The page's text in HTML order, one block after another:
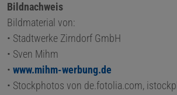
Bildnachweis
Bildmaterial von:
• Stadtwerke Zirndorf GmbH
• Sven Mihm
• www.mihm-werbung.de
• Stockphotos von de.fotolia.com,